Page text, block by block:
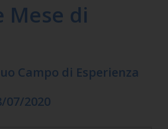
Mese di
Campo di Esperienza
07/2020